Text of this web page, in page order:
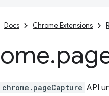
Docs Chrome Extensions
.
chrome.pageCapture API